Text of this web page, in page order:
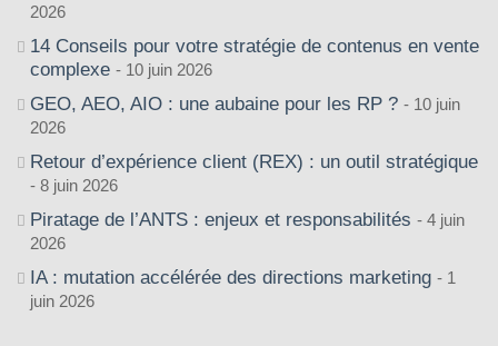
2026
14 Conseils pour votre stratégie de contenus en vente
complexe
10 juin 2026
GEO, AEO, AIO : une aubaine pour les RP ?
10 juin
2026
Retour d’expérience client (REX) : un outil stratégique
8 juin 2026
Piratage de l’ANTS : enjeux et responsabilités
4 juin
2026
IA : mutation accélérée des directions marketing
1
juin 2026